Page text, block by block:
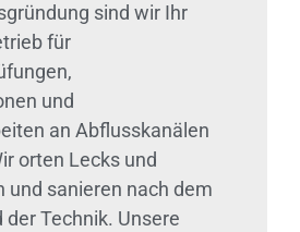
sind wir Ihr
für
und
an Abflusskanälen
orten Lecks und
und sanieren nach dem
Technik. Unsere